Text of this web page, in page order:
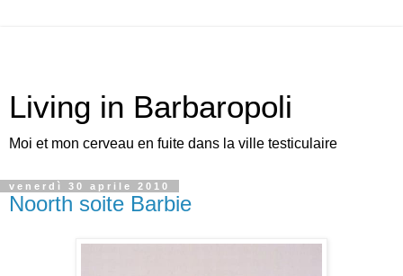
Living in Barbaropoli
Moi et mon cerveau en fuite dans la ville testiculaire
venerdì 30 aprile 2010
Noorth soite Barbie